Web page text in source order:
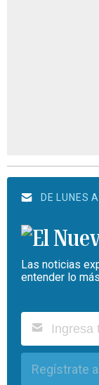
DE LUNES
Las noticias
entender lo
Regístrate